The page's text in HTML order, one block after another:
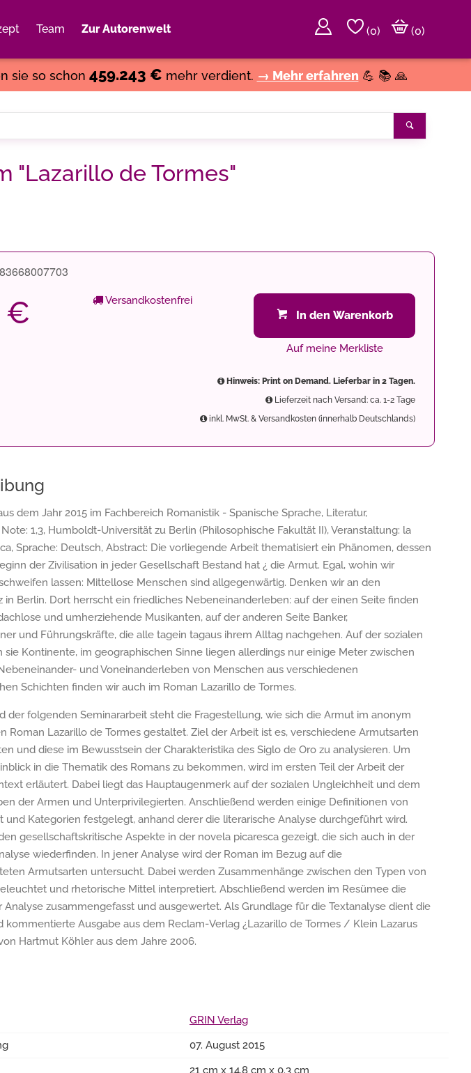
Team Zur Autorenwelt (0)
(0)
sie so schon 459.243 € mehr verdient. → Mehr erfahren 💪 📚 🙏
"Lazarillo de Tormes"
€ Versandkostenfrei
In den Warenkorb
Auf meine Merkliste
Hinweis: Print on Demand. Lieferbar in 2 Tagen.
Lieferzeit nach Versand: ca. 1-2 Tage
inkl. MwSt. & Versandkosten (innerhalb Deutschlands)
dem Jahr 2015 im Fachbereich Romanistik - Spanische Sprache, Literatur,
1,3, Humboldt-Universität zu Berlin (Philosophische Fakultät II), Veranstaltung: la
Sprache: Deutsch, Abstract: Die vorliegende Arbeit thematisiert ein Phänomen, dessen
der Zivilisation in jeder Gesellschaft Bestand hat ¿ die Armut. Egal, wohin wir
lassen: Mittellose Menschen sind allgegenwärtig. Denken wir an den
in Berlin. Dort herrscht ein friedliches Nebeneinanderleben: auf der einen Seite finden
und umherziehende Musikanten, auf der anderen Seite Banker,
und Führungskräfte, die alle tagein tagaus ihrem Alltag nachgehen. Auf der sozialen
sie Kontinente, im geographischen Sinne liegen allerdings nur einige Meter zwischen
und Voneinanderleben von Menschen aus verschiedenen
Schichten finden wir auch im Roman Lazarillo de Tormes.
der folgenden Seminararbeit steht die Fragestellung, wie sich die Armut im anonym
Roman Lazarillo de Tormes gestaltet. Ziel der Arbeit ist es, verschiedene Armutsarten
und diese im Bewusstsein der Charakteristika des Siglo de Oro zu analysieren. Um
in die Thematik des Romans zu bekommen, wird im ersten Teil der Arbeit der
erläutert. Dabei liegt das Hauptaugenmerk auf der sozialen Ungleichheit und dem
der Armen und Unterprivilegierten. Anschließend werden einige Definitionen von
und Kategorien festgelegt, anhand derer die literarische Analyse durchgeführt wird.
gesellschaftskritische Aspekte in der novela picaresca gezeigt, die sich auch in der
wiederfinden. In jener Analyse wird der Roman im Bezug auf die
Armutsarten untersucht. Dabei werden Zusammenhänge zwischen den Typen von
und rhetorische Mittel interpretiert. Abschließend werden im Resümee die
Analyse zusammengefasst und ausgewertet. Als Grundlage für die Textanalyse dient die
kommentierte Ausgabe aus dem Reclam-Verlag ¿Lazarillo de Tormes / Klein Lazarus
Hartmut Köhler aus dem Jahre 2006.
GRIN Verlag
07. August 2015
21 cm x 14.8 cm x 0.3 cm